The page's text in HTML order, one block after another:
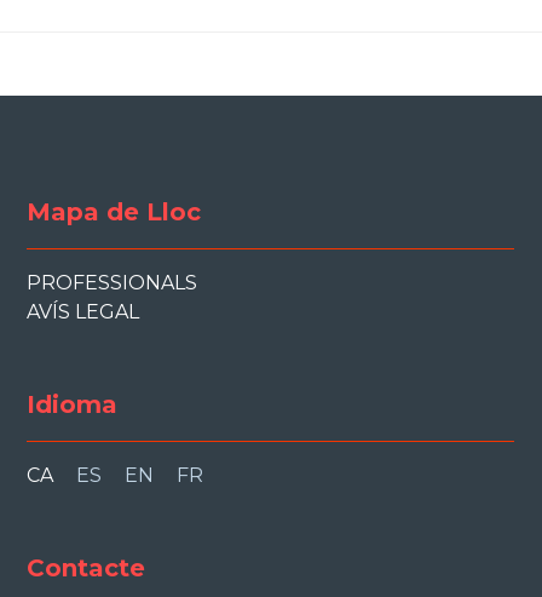
Mapa de Lloc
PROFESSIONALS
AVÍS LEGAL
Idioma
CA ES EN FR
Contacte